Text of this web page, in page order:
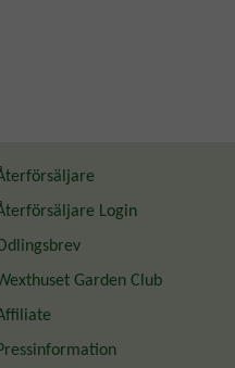
Login
Garden Club